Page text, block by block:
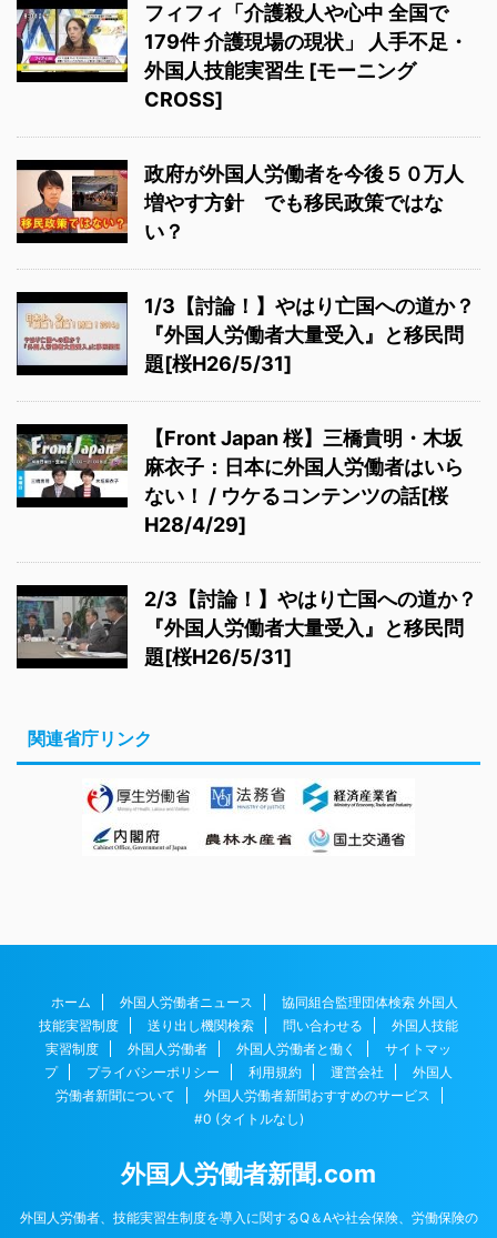
フィフィ「介護殺人や心中 全国で
179件 介護現場の現状」 人手不足・
外国人技能実習生 [モーニング
CROSS]
政府が外国人労働者を今後５０万人
増やす方針 でも移民政策ではな
い？
1/3【討論！】やはり亡国への道か？
『外国人労働者大量受入』と移民問
題[桜H26/5/31]
【Front Japan 桜】三橋貴明・木坂
麻衣子：日本に外国人労働者はいら
ない！ / ウケるコンテンツの話[桜
H28/4/29]
2/3【討論！】やはり亡国への道か？
『外国人労働者大量受入』と移民問
題[桜H26/5/31]
関連省庁リンク
ホーム 外国人労働者ニュース
協同組合監理団体検索 外国人
技能実習制度
送り出し機関検索 問い合わせる
外国人技能
実習制度
外国人労働者 外国人労働者と働く
サイトマッ
プ
プライバシーポリシー 利用規約 運営会社
外国人
労働者新聞について
外国人労働者新聞おすすめのサービス
#0 (タイトルなし)
外国人労働者新聞.com
外国人労働者、技能実習生制度を導入に関するQ＆Aや社会保険、労働保険の